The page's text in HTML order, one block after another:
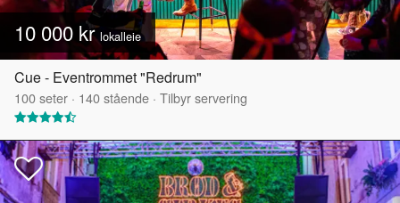
10 000 krlokalleie
Cue - Eventrommet "Redrum"
100seter · 140stående · Tilbyr servering